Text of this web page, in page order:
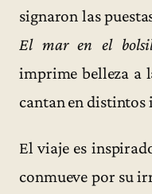
signaron las
El mar en el
imprime belleza a
cantan en distintos
El viaje es
conmueve por su